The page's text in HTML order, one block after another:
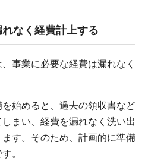
なく経費計上する
事業に必要な経費は漏れなく
始めると、過去の領収書など
まい、経費を漏れなく洗い出
す。そのため、計画的に準備
。